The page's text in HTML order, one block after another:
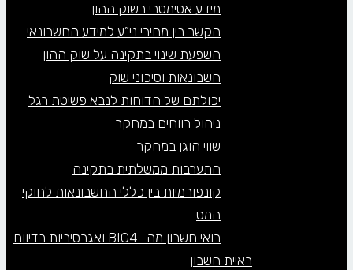
מידע אסימטרי בשוק ההון
הקשר בין מחירי ני”ע למידע החשבונאי
השפעת שינוי בתקינה על שוק ההון
חשבונאות וסיכוני שוק
יכולתם של הדוחות לנבא פשיטת רגל
ניהול רווחים במחקר
שווי הוגן במחקר
התערבות ממשלתית בתקינה
קונפורמיות בין כללי החשבונאות לחוקי
המס
רואי חשבון מה- BIG4 ואגרסיביות בדיווח
ראיית חשבון